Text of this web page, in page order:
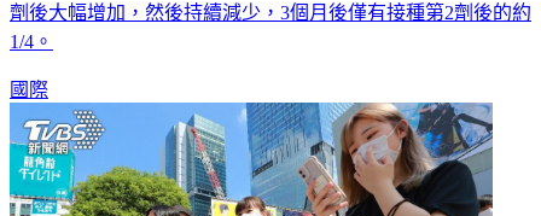
劑後大幅增加，然後持續減少，3個月後僅有接種第2劑後的約
1/4。
國際